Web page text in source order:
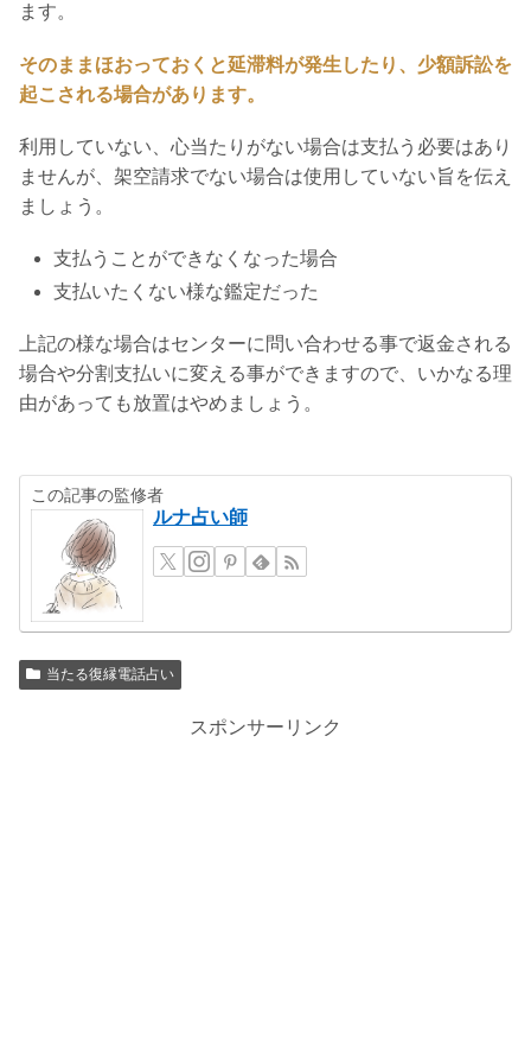
ます。
そのままほおっておくと延滞料が発生したり、少額訴訟を
起こされる場合があります。
利用していない、心当たりがない場合は支払う必要はあり
ませんが、架空請求でない場合は使用していない旨を伝え
ましょう。
支払うことができなくなった場合
支払いたくない様な鑑定だった
上記の様な場合はセンターに問い合わせる事で返金される
場合や分割支払いに変える事ができますので、いかなる理
由があっても放置はやめましょう。
この記事の監修者
ルナ占い師
当たる復縁電話占い
スポンサーリンク